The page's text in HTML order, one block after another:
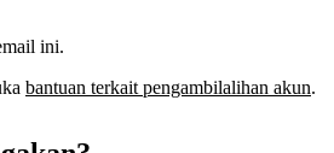
ini.
bantuan terkait pengambilalihan akun.